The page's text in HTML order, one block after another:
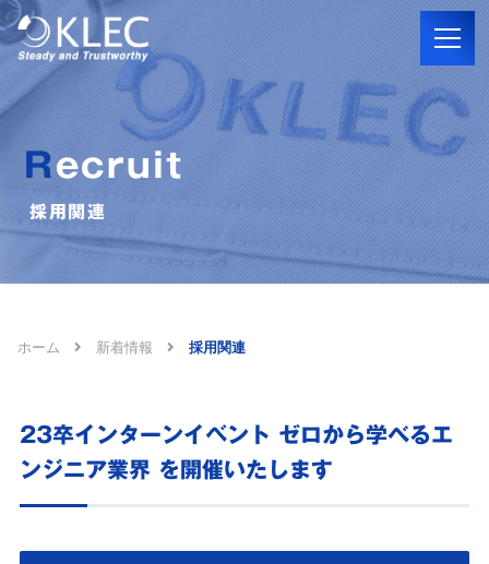
Recruit
採用関連
ホーム 新着情報 採用関連
23卒インターンイベント ゼロから学べるエ
ンジニア業界 を開催いたします